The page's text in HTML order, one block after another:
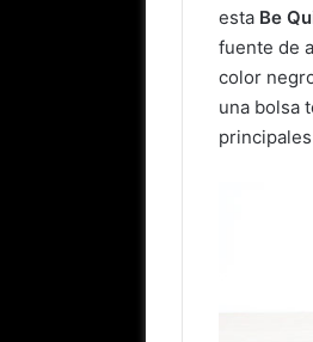
esta Be
fuente de
color
una bolsa